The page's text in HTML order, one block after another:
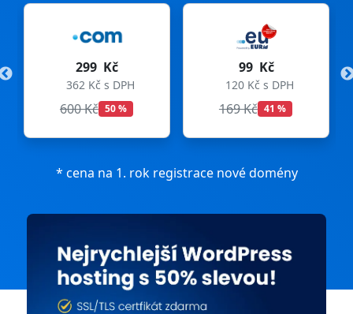
299 Kč
362 Kč s DPH
600 Kč 50 %
99 Kč
120 Kč s DPH
169 Kč 41 %
* cena na 1. rok registrace nové domény